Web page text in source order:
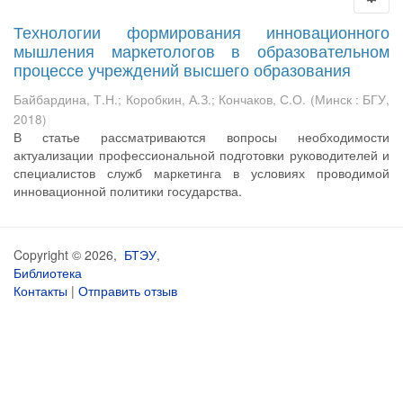
Технологии формирования инновационного
мышления маркетологов в образовательном
процессе учреждений высшего образования
Байбардина, Т.Н.; Коробкин, А.З.; Кончаков, С.О. (Минск : БГУ,
2018)
В статье рассматриваются вопросы необходимости
актуализации профессиональной подготовки руководителей и
специалистов служб маркетинга в условиях проводимой
инновационной политики государства.
Copyright © 2026, БТЭУ,
Библиотека
Контакты | Отправить отзыв